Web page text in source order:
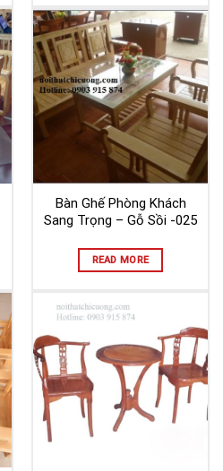
Bàn Ghế Phòng Khách
Sang Trọng – Gỗ Sồi -025
READ MORE